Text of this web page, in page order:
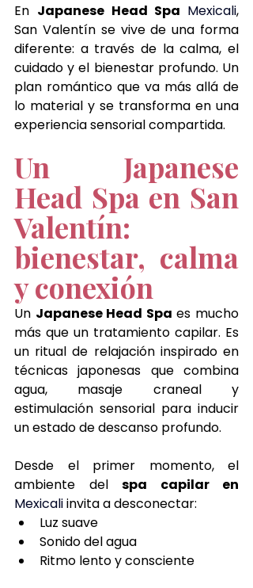
En Japanese Head Spa Mexicali,
San Valentín se vive de una forma
diferente: a través de la calma, el
cuidado y el bienestar profundo. Un
plan romántico que va más allá de
lo material y se transforma en una
experiencia sensorial compartida.
Un Japanese
Head Spa en San
Valentín:
bienestar, calma
y conexión
Un Japanese Head Spa es mucho
más que un tratamiento capilar. Es
un ritual de relajación inspirado en
técnicas japonesas que combina
agua, masaje craneal y
estimulación sensorial para inducir
un estado de descanso profundo.
Desde el primer momento, el
ambiente del
Mexicali invita a desconectar:
Luz suave
Sonido del agua
Ritmo lento y consciente